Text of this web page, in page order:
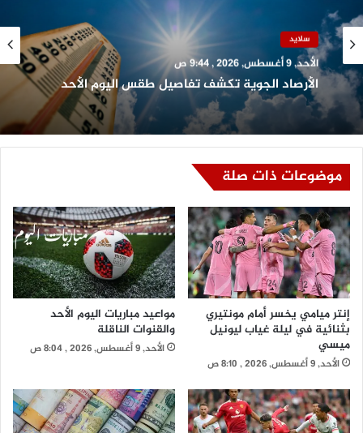
سلايد
الأحد, 9 أغسطس, 2026 , 9:44 ص
الأرصاد الجوية تكشف تفاصيل طقس اليوم الأحد
موضوعات ذات صلة
إنتر ميامي يخسر أمام مونتيري
بثنائية في ليلة غياب ليونيل
ميسي
الأحد, 9 أغسطس, 2026 , 8:10 ص
مواعيد مباريات اليوم الأحد
والقنوات الناقلة
الأحد, 9 أغسطس, 2026 , 8:04 ص